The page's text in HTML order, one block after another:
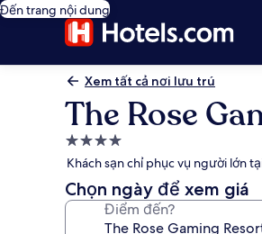
Đến trang nội dung
Xem tất cả nơi lưu trú
The Rose
Nơi
lưu
trú
4.0
Khách sạn chỉ phục vụ người lớn
Chọn ngày để xem giá
Điểm đến?